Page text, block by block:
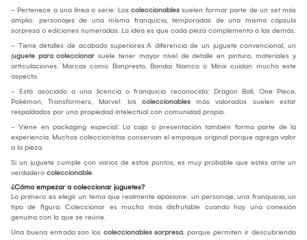
- Pertenece a una línea o serie: Los coleccionables suelen formar parte de un set más
amplio: personajes de una misma franquicia, temporadas de una misma cápsula
sorpresa o ediciones numeradas. La idea es que cada pieza complementa a las demás.
- Tiene detalles de acabado superiores:A diferencia de un juguete convencional, un
juguete para coleccionar suele tener mayor nivel de detalle en pintura, materiales y
articulaciones. Marcas como Banpresto, Bandai Namco o Minix cuidan mucho este
aspecto.
- Está asociado a una licencia o franquicia reconocida: Dragon Ball, One Piece,
Pokémon, Transformers, Marvel: los coleccionables más valorados suelen estar
respaldados por una propiedad intelectual con comunidad propia.
- Viene en packaging especial: La caja o presentación también forma parte de la
experiencia. Muchos coleccionistas conservan el empaque original porque agrega valor
a la pieza.
Si un juguete cumple con varios de estos puntos, es muy probable que estés ante un
verdadero coleccionable.
¿Cómo empezar a coleccionar juguetes?
Lo primero es elegir un tema que realmente apasione: un personaje, una franquicia, un
tipo de figura. Coleccionar es mucho más disfrutable cuando hay una conexión
genuina con lo que se reúne.
Una buena entrada son los coleccionables sorpresa, porque permiten ir descubriendo